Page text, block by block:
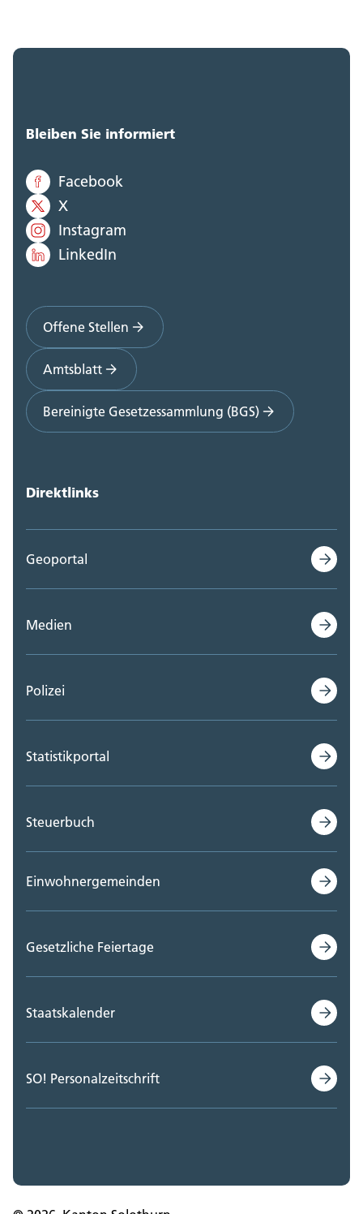
Bleiben Sie informiert
Facebook
X
Instagram
LinkedIn
Offene Stellen
Amtsblatt
Bereinigte Gesetzessammlung (BGS)
Direktlinks
Geoportal
Medien
Polizei
Statistikportal
Steuerbuch
Einwohnergemeinden
Gesetzliche Feiertage
Staatskalender
SO! Personalzeitschrift